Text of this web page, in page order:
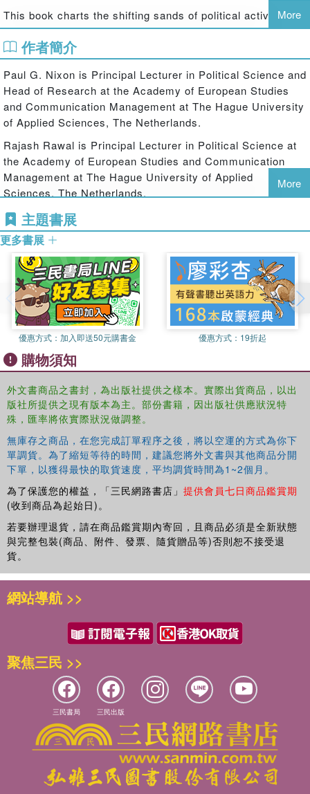
This book charts the shifting sands of political activity in
the digital age. It interrogates the hybrid nature of modern
politics as online and offline actions blur the boundaries of
traditional politics between ‘real-life’ co-presence and the
booming virtual domain of politics. By so doing, it critically
reflects on the latest scholarship on the subject while
concurrently advancing stimulating new insights into it.
Encapsulating both the range and the diverse velocities of
change in different political arenas and geographical
locations, this volumes seeks to map out a path if not
towards the politics of tomorrow then towards a better
comprehension of the politics of today.
Featuring a range of international and comparative case
studies presenting reseach on the UK, US, Italy, France,
interest to students and scholars of Politics and Media,
Political Communiation, New Media studies, Public
Administration, Sociology, Communication Studies,
Computing and Information and Communications
Technologies.
More
作者簡介
Paul G. Nixon is Principal Lecturer in Political Science and
Head of Research at the Academy of European Studies
and Communication Management at The Hague University
of Applied Sciences, The Netherlands.
Rajash Rawal is Principal Lecturer in Political Science at
the Academy of European Studies and Communication
Management at The Hague University of Applied
Sciences, The Netherlands.
Dan Mercea is Senior Lecturer in Politics and European
studies at The Hague University, The Netherlands.
More
主題書展
更多書展
優惠方式： 加入即送50元購書金 優惠方式： 19折起
購物須知
外文書商品之書封，為出版社提供之樣本。實際出貨商品，以出
版社所提供之現有版本為主。部份書籍，因出版社供應狀況特
殊，匯率將依實際狀況做調整。
無庫存之商品，在您完成訂單程序之後，將以空運的方式為你下
單調貨。為了縮短等待的時間，建議您將外文書與其他商品分開
下單，以獲得最快的取貨速度，平均調貨時間為1~2個月。
為了保護您的權益，「三民網路書店」 提供會員七日商品鑑賞期
(收到商品為起始日)。
若要辦理退貨，請在商品鑑賞期內寄回，且商品必須是全新狀態
與完整包裝(商品、附件、發票、隨貨贈品等)否則恕不接受退
貨。
網站導航 >>
聚焦三民 >>
三民書局 三民出版